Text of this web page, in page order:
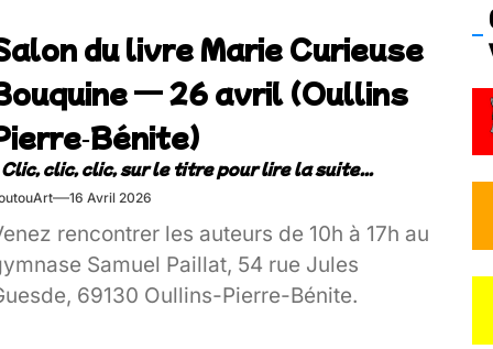
du livre Marie Curieuse
— 26 avril (Oullins
16 Avril 2026
rencontrer les auteurs de 10h à 17h au
Samuel Paillat, 54 rue Jules
69130 Oullins-Pierre-Bénite.